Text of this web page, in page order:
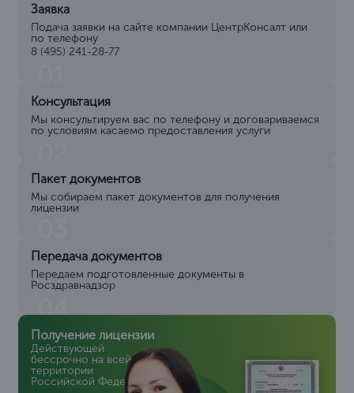
Заявка
Подача заявки на сайте компании ЦентрКонсалт или
по телефону
8 (495) 241-28-77
Консультация
Мы консультируем вас по телефону и договариваемся
по условиям касаемо предоставления услуги
Пакет документов
Мы собираем пакет документов для получения
лицензии
Передача документов
Передаем подготовленные документы в
Росздравнадзор
04
Получение лицензии
Действующей
бессрочно на всей
территории
Российской Федерации